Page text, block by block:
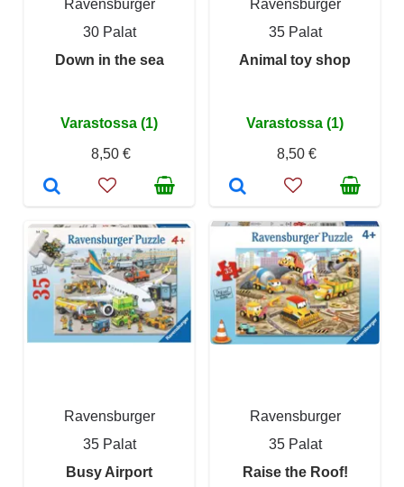
Ravensburger
30 Palat
Down in the sea
Varastossa (1)
8,50 €
Ravensburger
35 Palat
Animal toy shop
Varastossa (1)
8,50 €
Ravensburger
35 Palat
Busy Airport
Ravensburger
35 Palat
Raise the Roof!